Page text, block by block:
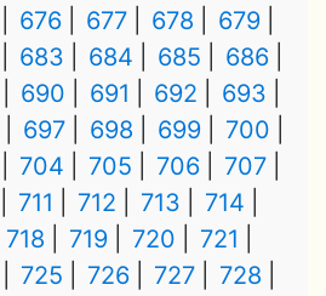
676 677 678
679
683 684 685
686
690 691 692
693
697 698 699
700
704 705 706
707
711 712 713
714
718 719 720
721
725 726 727
728